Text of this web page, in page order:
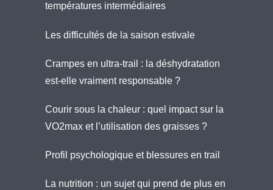
températures intermédiaires
Les difficultés de la saison estivale
Crampes en ultra-trail : la déshydratation
est-elle vraiment responsable ?
Courir sous la chaleur : quel impact sur la
VO2max et l’utilisation des graisses ?
Profil psychologique et blessures en trail
La nutrition : un sujet qui prend de plus en